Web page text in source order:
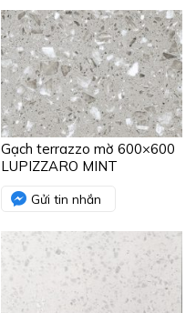
Gạch terrazzo mờ 600×600
LUPIZZARO MINT
Gửi tin nhắn